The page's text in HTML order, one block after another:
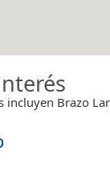
incluyen Brazo